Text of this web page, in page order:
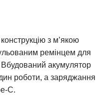
з м’якою
ремінцем для
акумулятор
роботи, а заряджання
C.